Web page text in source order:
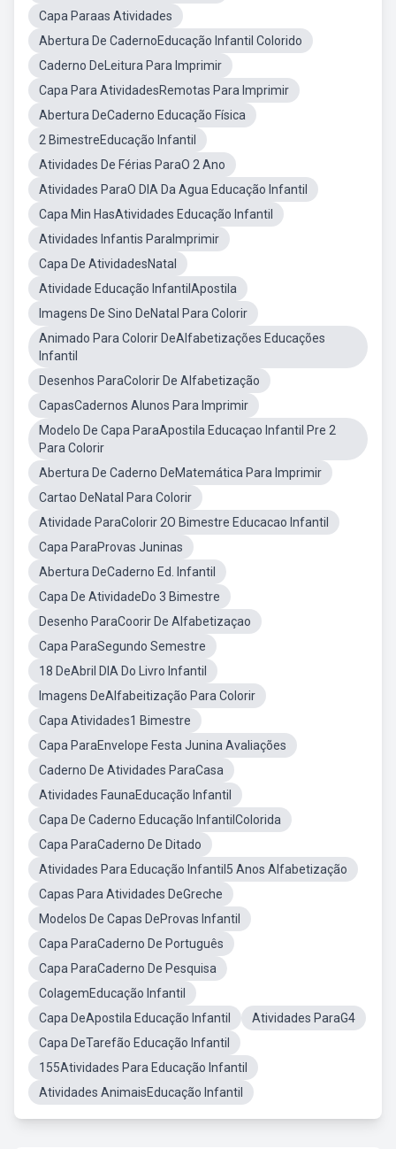
Capa Paraas Atividades
Abertura De CadernoEducação Infantil Colorido
Caderno DeLeitura Para Imprimir
Capa Para AtividadesRemotas Para Imprimir
Abertura DeCaderno Educação Física
2 BimestreEducação Infantil
Atividades De Férias ParaO 2 Ano
Atividades ParaO DIA Da Agua Educação Infantil
Capa Min HasAtividades Educação Infantil
Atividades Infantis ParaImprimir
Capa De AtividadesNatal
Atividade Educação InfantilApostila
Imagens De Sino DeNatal Para Colorir
Animado Para Colorir DeAlfabetizações Educações
Infantil
Desenhos ParaColorir De Alfabetização
CapasCadernos Alunos Para Imprimir
Modelo De Capa ParaApostila Educaçao Infantil Pre 2
Para Colorir
Abertura De Caderno DeMatemática Para Imprimir
Cartao DeNatal Para Colorir
Atividade ParaColorir 2O Bimestre Educacao Infantil
Capa ParaProvas Juninas
Abertura DeCaderno Ed. Infantil
Capa De AtividadeDo 3 Bimestre
Desenho ParaCoorir De Alfabetizaçao
Capa ParaSegundo Semestre
18 DeAbril DIA Do Livro Infantil
Imagens DeAlfabeitização Para Colorir
Capa Atividades1 Bimestre
Capa ParaEnvelope Festa Junina Avaliações
Caderno De Atividades ParaCasa
Atividades FaunaEducação Infantil
Capa De Caderno Educação InfantilColorida
Capa ParaCaderno De Ditado
Atividades Para Educação Infantil5 Anos Alfabetização
Capas Para Atividades DeGreche
Modelos De Capas DeProvas Infantil
Capa ParaCaderno De Português
Capa ParaCaderno De Pesquisa
ColagemEducação Infantil
Capa DeApostila Educação Infantil
Atividades ParaG4
Capa DeTarefão Educação Infantil
155Atividades Para Educação Infantil
Atividades AnimaisEducação Infantil